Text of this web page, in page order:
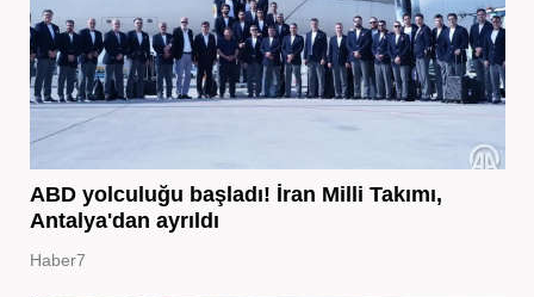
ABD yolculuğu başladı! İran Milli Takımı,
Antalya'dan ayrıldı
Haber7